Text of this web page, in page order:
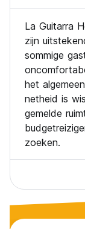
La Guitarra
zijn
sommige
het
netheid is
gemelde
zoeken.